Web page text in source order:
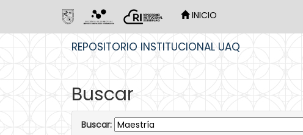
INICIO
REPOSITORIO INSTITUCIONAL UAQ
Buscar
Buscar: